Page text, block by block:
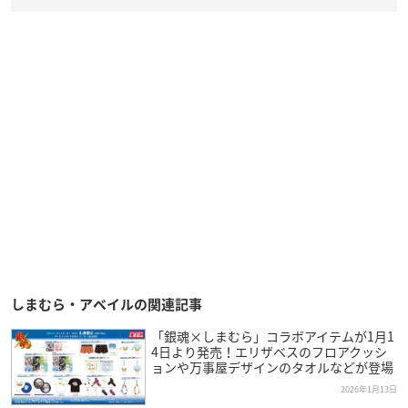
しまむら・アベイルの関連記事
「銀魂×しまむら」コラボアイテムが1月1
4日より発売！エリザベスのフロアクッシ
ョンや万事屋デザインのタオルなどが登場
2026年1月13日